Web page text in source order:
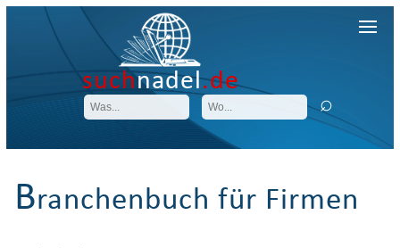
suchnadel.de
Branchenbuch für Firmen